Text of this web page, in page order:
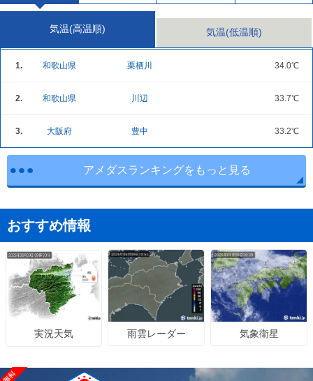
気温(高温順) 気温(低温順)
1. 和歌山県 栗栖川 34.0℃
2. 和歌山県 川辺 33.7℃
3. 大阪府 豊中 33.2℃
アメダスランキングをもっと見る
おすすめ情報
実況天気 雨雲レーダー 気象衛星